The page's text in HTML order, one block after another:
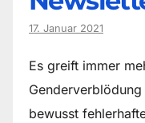
17. Januar 2021
Es greift immer
bewusst